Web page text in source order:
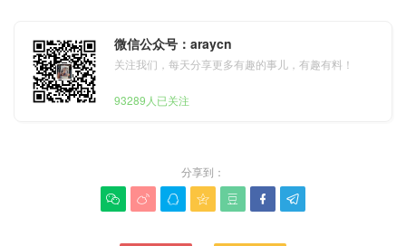
微信公众号：araycn
关注我们，每天分享更多有趣的事儿，有趣有料！
93289人已关注
分享到：
      